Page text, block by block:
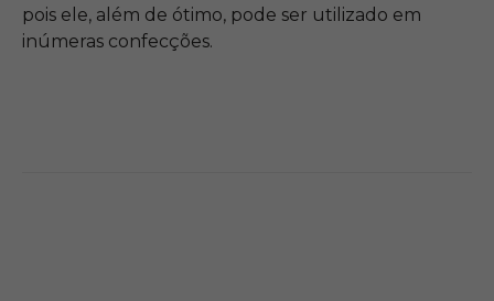
pois ele, além de ótimo, pode ser utilizado em
inúmeras confecções.